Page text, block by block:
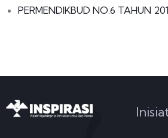
PERMENDIKBUD NO.6 TAHUN